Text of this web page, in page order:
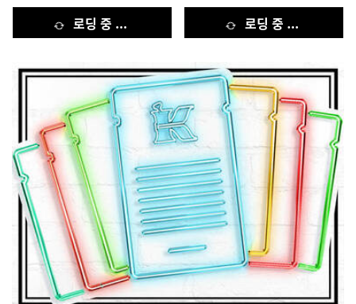
로딩 중 ...
로딩 중 ...